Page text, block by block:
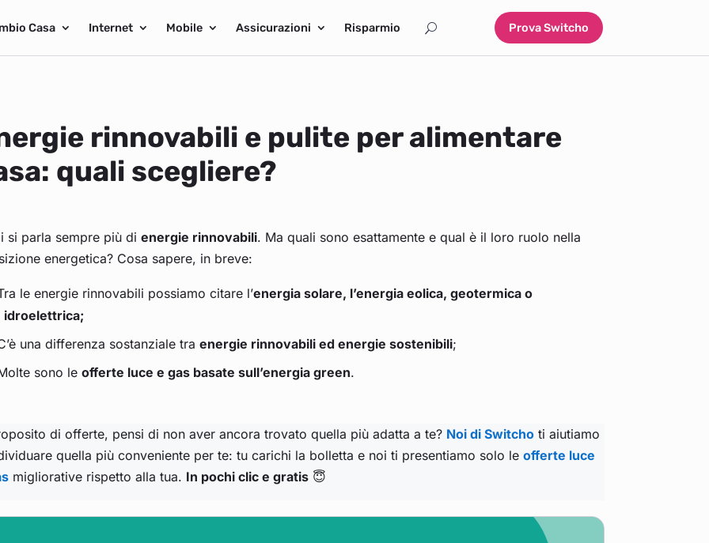
Casa Internet Mobile Assicurazioni Risparmio Prova Switcho
rinnovabili e pulite per alimentare
quali scegliere?
si parla sempre più di energie rinnovabili. Ma quali sono esattamente e qual è il loro ruolo nella
energetica? Cosa sapere, in breve:
le energie rinnovabili possiamo citare l’energia solare, l’energia eolica, geotermica o
idroelettrica;
una differenza sostanziale traenergie rinnovabili ed energie sostenibili;
sono leofferte luce e gas basate sull’energia green.
di offerte, pensi di non aver ancora trovato quella più adatta a te? Noi di Switchoti aiutiamo
quella più conveniente per te: tu carichi la bolletta e noi ti presentiamo solo le offerte luce
migliorative rispetto alla tua. In pochi clic e gratis😇